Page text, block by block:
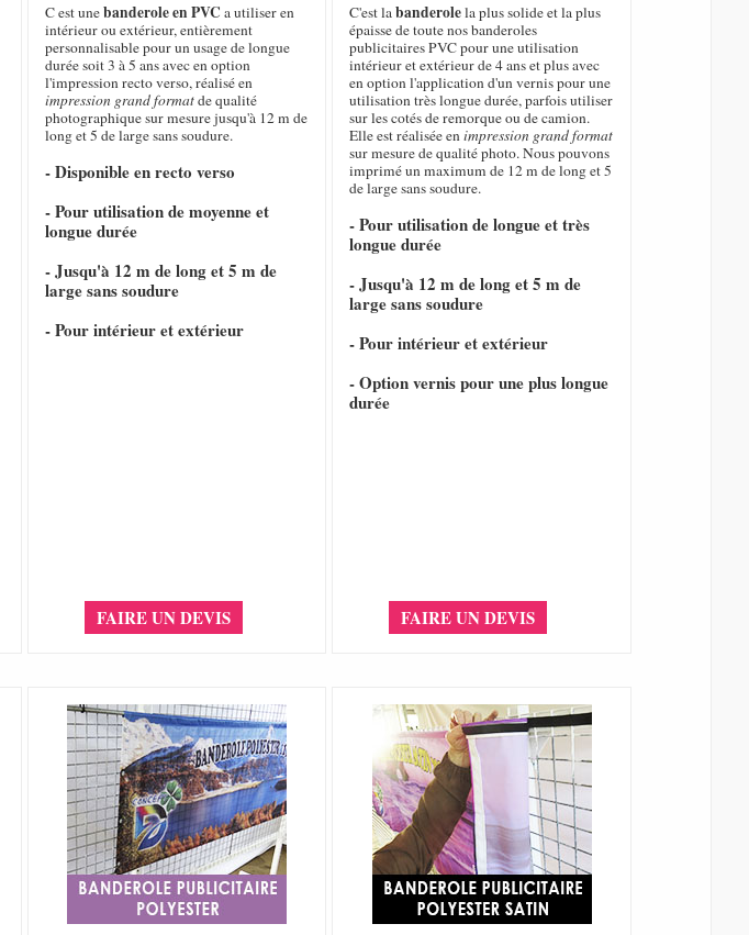
C est unebanderole en PVC a utiliser en
intérieur ou extérieur, entièrement
personnalisable pour un usage de longue
durée soit 3 à 5 ans avec en option
l'impression recto verso, réalisé en
impression grand formatde qualité
photographique sur mesure jusqu'à 12 m de
long et 5 de large sans soudure.
- Disponible en recto verso
- Pour utilisation de moyenne et
longue durée
- Jusqu'à 12 m de long et 5 m de
large sans soudure
- Pour intérieur et extérieur
FAIRE UN DEVIS
C'est labanderolela plus solide et la plus
épaisse de toute nos banderoles
publicitaires PVC pour une utilisation
intérieur et extérieur de 4 ans et plus avec
en option l'application d'un vernis pour une
utilisation très longue durée, parfois utiliser
sur les cotés de remorque ou de camion.
Elle est réalisée enimpression grand format
sur mesure de qualité photo. Nous pouvons
imprimé un maximum de 12 m de long et 5
de large sans soudure.
- Pour utilisation de longue et très
longue durée
- Jusqu'à 12 m de long et 5 m de
large sans soudure
- Pour intérieur et extérieur
- Option vernis pour une plus longue
durée
FAIRE UN DEVIS